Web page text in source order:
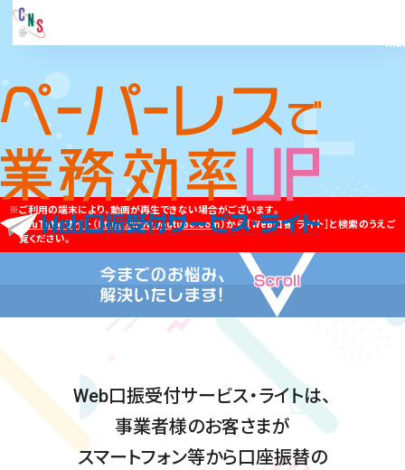
ご利用の端末により、動画が再生できない場合がございます。
YouTubeサイト（https://www.youtube.com）から［Web口振 ライト］と検索のうえご
覧ください。
Web口振受付サービス・ライトは、
事業者様のお客さまが
スマートフォン等から口座振替の